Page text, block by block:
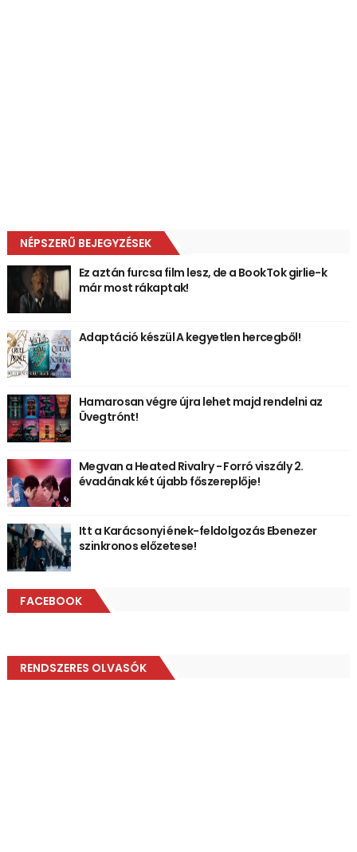
NÉPSZERŰ BEJEGYZÉSEK
Ez aztán furcsa film lesz, de a BookTok girlie-k
már most rákaptak!
Adaptáció készül A kegyetlen hercegből!
Hamarosan végre újra lehet majd rendelni az
Üvegtrónt!
Megvan a Heated Rivalry - Forró viszály 2.
évadának két újabb főszereplője!
Itt a Karácsonyi ének-feldolgozás Ebenezer
szinkronos előzetese!
FACEBOOK
RENDSZERES OLVASÓK